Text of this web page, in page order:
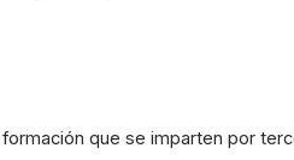
que se imparten por